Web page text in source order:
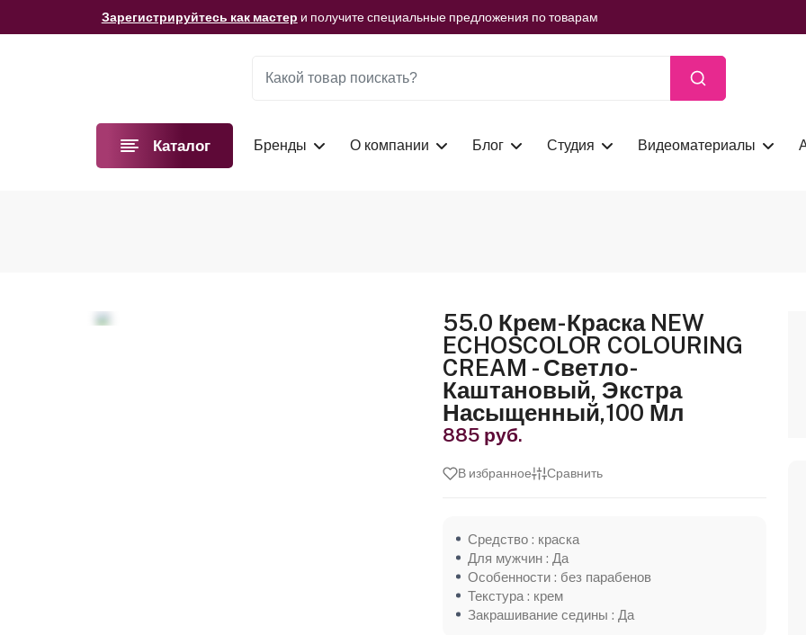
Зарегистрируйтесь как мастер и получите специальные предложения по товарам
Мы подготовили для вас видеоматериалы! Смотреть сейчас
Каталог Бренды О компании Блог Студия Видеоматериалы
55.0 Крем-Краска NEW
ECHOSCOLOR COLOURING
CREAM - Светло-
Каштановый, Экстра
Насыщенный,100 Мл
885 руб.
В избранное Сравнить
Средство : краска
Для мужчин : Да
Особенности : без парабенов
Текстура : крем
Закрашивание седины : Да